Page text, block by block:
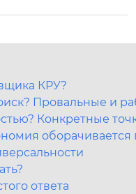
КРУ?
Провальные и
Конкретные
ответа